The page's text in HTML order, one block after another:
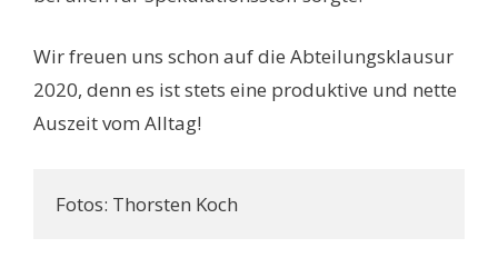
Wir freuen uns schon auf die Abteilungsklausur
2020, denn es ist stets eine produktive und nette
Auszeit vom Alltag!
Fotos: Thorsten Koch